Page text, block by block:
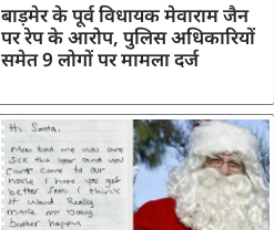
बाड़मेर के पूर्व विधायक मेवाराम जैन
पर रेप के आरोप, पुलिस अधिकारियों
समेत 9 लोगों पर मामला दर्ज